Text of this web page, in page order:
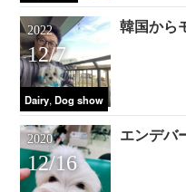
2022
12/7
韓国から
Dairy,Dog show
2020
12/16
エンデバ